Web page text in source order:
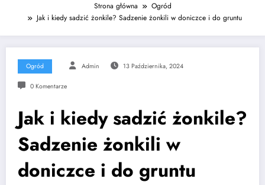
Strona główna
Ogród
Jak i kiedy sadzić żonkile? Sadzenie żonkili w doniczce i do gruntu
Ogród Admin 13 Października, 2024
0 Komentarze
Jak i kiedy sadzić żonkile?
Sadzenie żonkili w
doniczce i do gruntu